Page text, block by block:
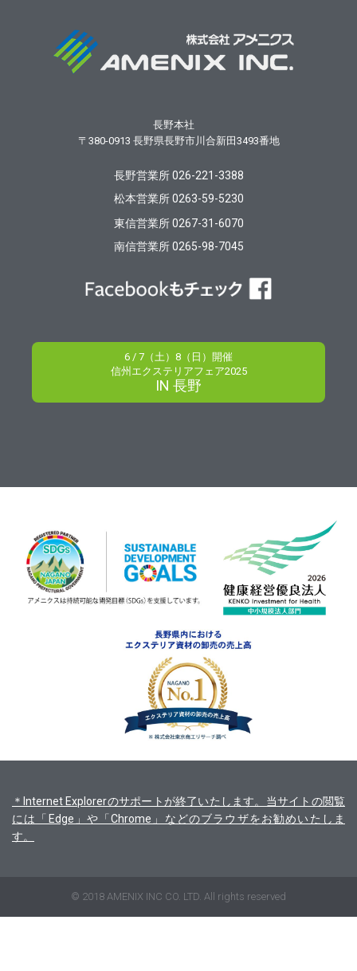
長野本社
〒380-0913 長野県長野市川合新田3493番地
長野営業所 026-221-3388
松本営業所 0263-59-5230
東信営業所 0267-31-6070
南信営業所 0265-98-7045
6 / 7（土）8（日）開催
信州エクステリアフェア2025
IN 長野
＊Internet Explorerのサポートが終了いたします。当サイトの閲覧
には「Edge」や「Chrome」などのブラウザをお勧めいたしま
す。
© 2018 AMENIX INC CO. LTD. All rights reserved